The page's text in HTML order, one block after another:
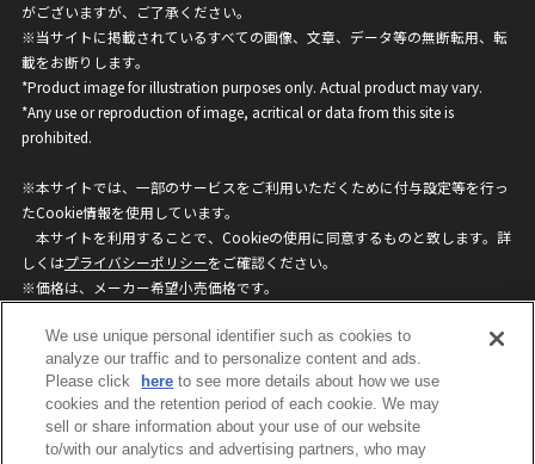
がございますが、ご了承ください。
※当サイトに掲載されているすべての画像、文章、データ等の無断転用、転
載をお断りします。
*Product image for illustration purposes only. Actual product may vary.
*Any use or reproduction of image, acritical or data from this site is
prohibited.
※本サイトでは、一部のサービスをご利用いただくために付与設定等を行っ
たCookie情報を使用しています。
本サイトを利用することで、Cookieの使用に同意するものと致します。詳
しくはプライバシーポリシーをご確認ください。
※価格は、メーカー希望小売価格です。
ざいますのでご了承ください。
privacypolicy
Do Not Sell or Share My
Personal Information
ウェブサイトご利用条件
ソーシャルメディアポリシー
We use unique personal identifier such as cookies to
analyze our traffic and to personalize content and ads.
Please click
here to see more details about how we use
cookies and the retention period of each cookie. We may
sell or share information about your use of our website
to/with our analytics and advertising partners, who may